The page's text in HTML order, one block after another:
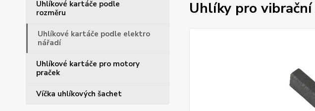
Uhlíkové kartáče podle
rozměru
Uhlíkové kartáče podle elektro
nářadí
Uhlíkové kartáče pro motory
praček
Víčka uhlíkových šachet
Uhlíky pro